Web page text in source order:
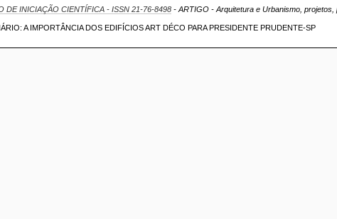
DE INICIAÇÃO CIENTÍFICA - ISSN 21-76-8498 - ARTIGO - Arquitetura e Urbanismo, projetos,
A IMPORTÂNCIA DOS EDIFÍCIOS ART DÉCO PARA PRESIDENTE PRUDENTE-SP